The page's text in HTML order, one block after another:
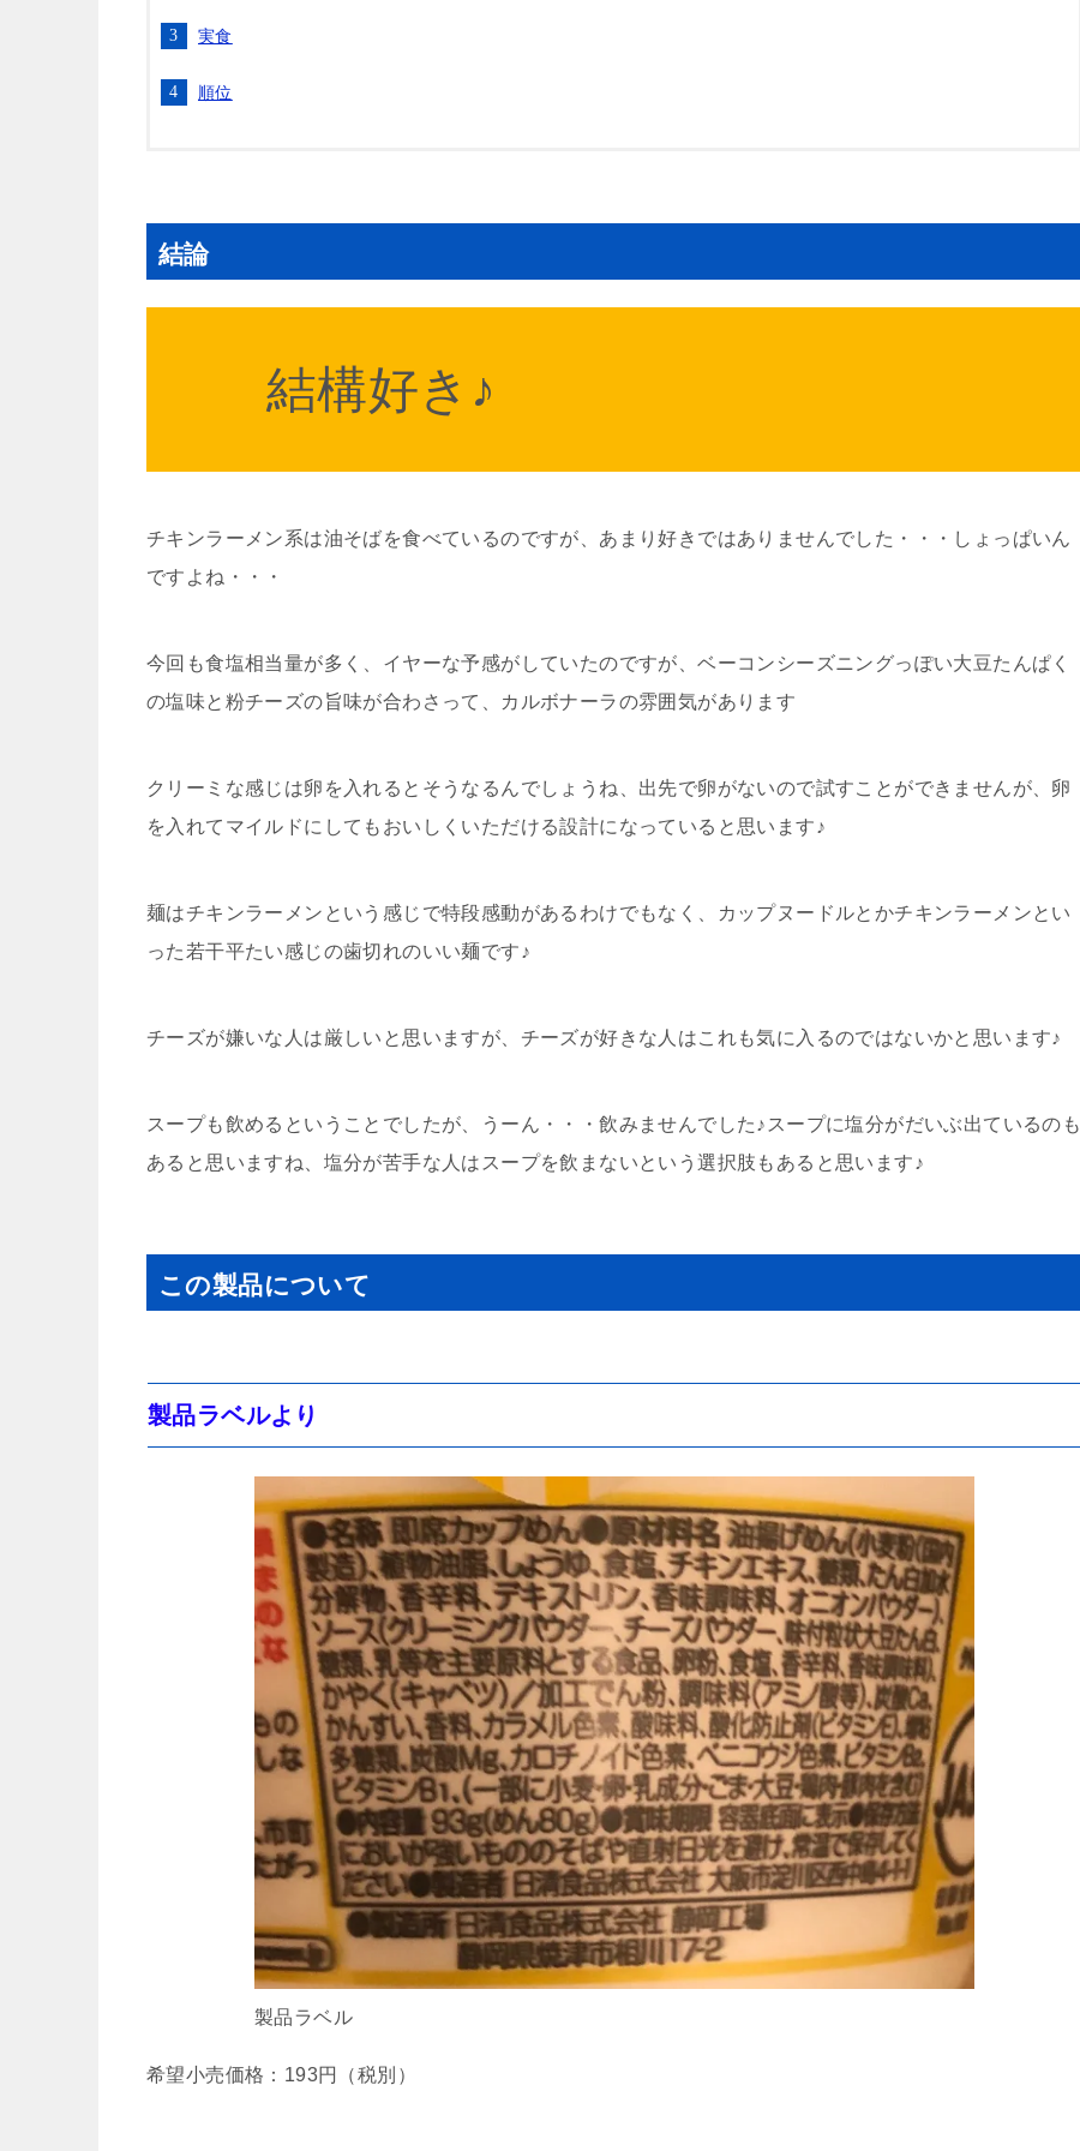
実食
順位
結論
結構好き♪
チキンラーメン系は油そばを食べているのですが、あまり好きではありませんでした・・・しょっぱいん
ですよね・・・
今回も食塩相当量が多く、イヤーな予感がしていたのですが、ベーコンシーズニングっぽい大豆たんぱく
の塩味と粉チーズの旨味が合わさって、カルボナーラの雰囲気があります
クリーミな感じは卵を入れるとそうなるんでしょうね、出先で卵がないので試すことができませんが、卵
を入れてマイルドにしてもおいしくいただける設計になっていると思います♪
麺はチキンラーメンという感じで特段感動があるわけでもなく、カップヌードルとかチキンラーメンとい
った若干平たい感じの歯切れのいい麺です♪
チーズが嫌いな人は厳しいと思いますが、チーズが好きな人はこれも気に入るのではないかと思います♪
スープも飲めるということでしたが、うーん・・・飲みませんでした♪スープに塩分がだいぶ出ているのも
あると思いますね、塩分が苦手な人はスープを飲まないという選択肢もあると思います♪
この製品について
製品ラベルより
製品ラベル
希望小売価格：193円（税別）